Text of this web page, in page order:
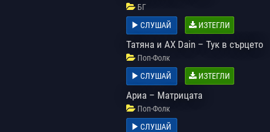
БГ
СЛУШАЙ
ИЗТЕГЛИ
Татяна и AX Dain – Тук в сърцето
Поп-Фолк
СЛУШАЙ
ИЗТЕГЛИ
Ариа – Матрицата
Поп-Фолк
СЛУШАЙ